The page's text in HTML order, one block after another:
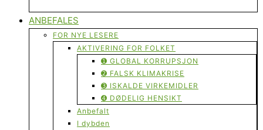
ANBEFALES
FOR NYE LESERE
AKTIVERING FOR FOLKET
➊ GLOBAL KORRUPSJON
➋ FALSK KLIMAKRISE
➌ ISKALDE VIRKEMIDLER
➍ DØDELIG HENSIKT
Anbefalt
I dybden